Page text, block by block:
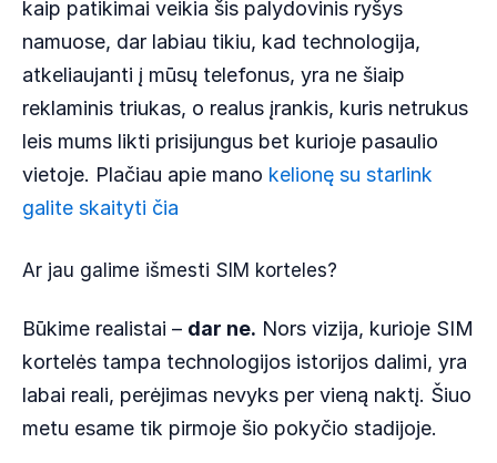
kaip patikimai veikia šis palydovinis ryšys
namuose, dar labiau tikiu, kad technologija,
atkeliaujanti į mūsų telefonus, yra ne šiaip
reklaminis triukas, o realus įrankis, kuris netrukus
leis mums likti prisijungus bet kurioje pasaulio
vietoje. Plačiau apie mano kelionę su starlink
galite skaityti čia
Ar jau galime išmesti SIM korteles?
Būkime realistai – dar ne. Nors vizija, kurioje SIM
kortelės tampa technologijos istorijos dalimi, yra
labai reali, perėjimas nevyks per vieną naktį. Šiuo
metu esame tik pirmoje šio pokyčio stadijoje.